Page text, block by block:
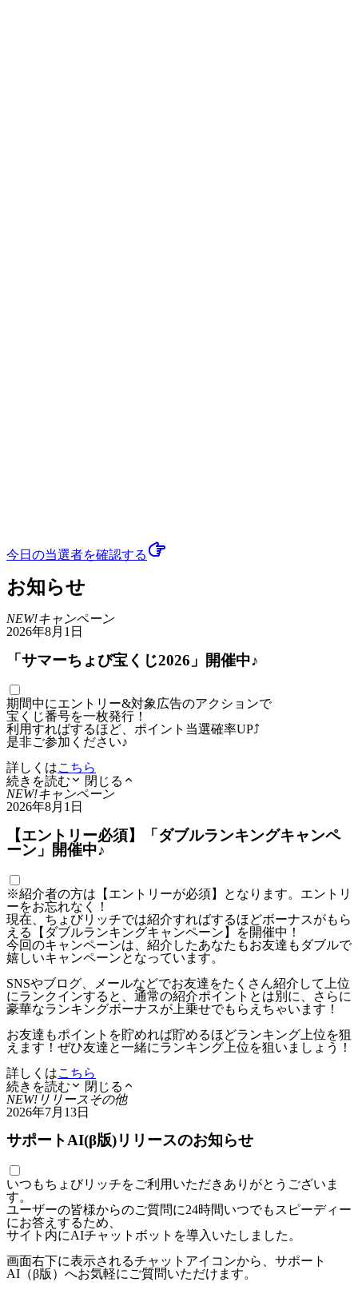
今日の当選者を確認する
お知らせ
NEW!キャンペーン
2026年8月1日
「サマーちょび宝くじ2026」開催中♪
期間中にエントリー&対象広告のアクションで
宝くじ番号を一枚発行！
利用すればするほど、ポイント当選確率UP⤴
是非ご参加ください♪
詳しくはこちら
続きを読む
閉じる
NEW!キャンペーン
2026年8月1日
【エントリー必須】「ダブルランキングキャンペ
ーン」開催中♪
※紹介者の方は【エントリーが必須】となります。エントリ
ーをお忘れなく！
現在、ちょびリッチでは紹介すればするほどボーナスがもら
える【ダブルランキングキャンペーン】を開催中！
今回のキャンペーンは、紹介したあなたもお友達もダブルで
嬉しいキャンペーンとなっています。
SNSやブログ、メールなどでお友達をたくさん紹介して上位
にランクインすると、通常の紹介ポイントとは別に、さらに
豪華なランキングボーナスが上乗せでもらえちゃいます！
お友達もポイントを貯めれば貯めるほどランキング上位を狙
えます！ぜひ友達と一緒にランキング上位を狙いましょう！
詳しくはこちら
続きを読む
閉じる
NEW! リリースその他
2026年7月13日
サポートAI(β版)リリースのお知らせ
いつもちょびリッチをご利用いただきありがとうございま
す。
ユーザーの皆様からのご質問に24時間いつでもスピーディー
にお答えするため、
サイト内にAIチャットボットを導入いたしました。
画面右下に表示されるチャットアイコンから、サポート
AI（β版）へお気軽にご質問いただけます。